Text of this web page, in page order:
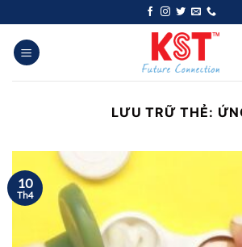
đến
nội
dung
LƯU TRỮ THẺ:
10
Th4